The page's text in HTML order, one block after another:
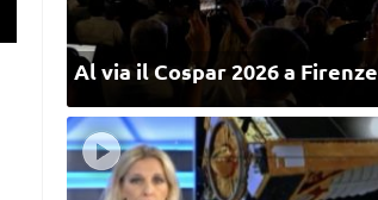
Al via il Cospar 2026 a Firenze